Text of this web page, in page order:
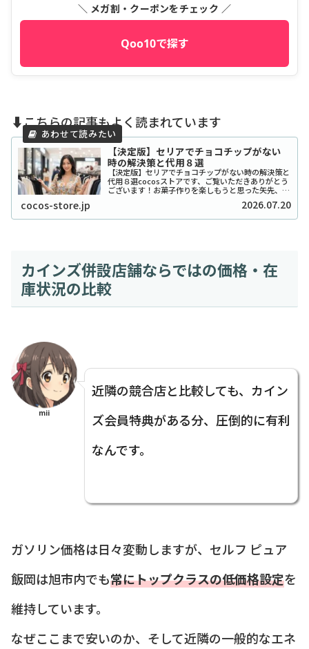
＼ メガ割・クーポンをチェック ／
Qoo10で探す
⬇️こちらの記事もよく読まれています
【決定版】セリアでチョコチップがない
時の解決策と代用８選
【決定版】セリアでチョコチップがない時の解決策と
代用８選cocosストアです、ご覧いただきありがとう
ございます！お菓子作りを楽しもうと思った矢先、セ
リアでチョコチップが「ない！」と困ったことはあり
ませんか？実は私も、クッキーを焼こうとした日...
cocos-store.jp 2026.07.20
カインズ併設店舗ならではの価格・在
庫状況の比較
mii
近隣の競合店と比較しても、カイン
ズ会員特典がある分、圧倒的に有利
なんです。
ガソリン価格は日々変動しますが、セルフ ピュア
飯岡は旭市内でも常にトップクラスの低価格設定を
維持しています。
なぜここまで安いのか、そして近隣の一般的なエネ